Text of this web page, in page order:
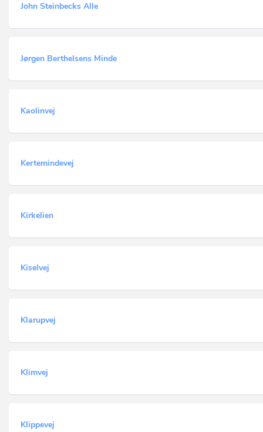
John Steinbecks Alle
Jørgen Berthelsens Minde
Kaolinvej
Kertemindevej
Kirkelien
Kiselvej
Klarupvej
Klimvej
Klippevej